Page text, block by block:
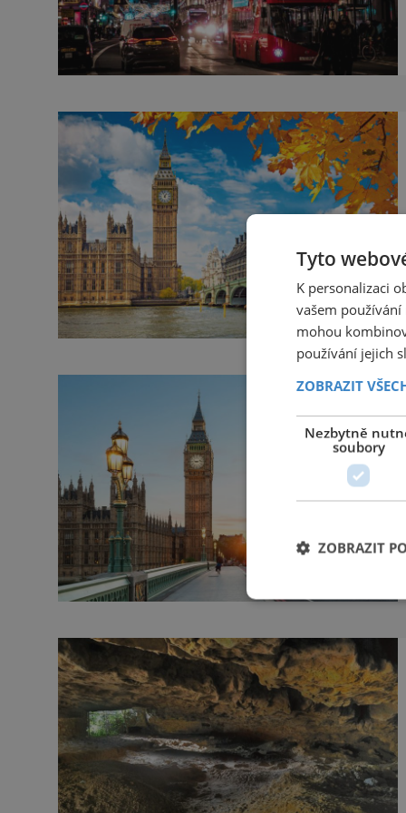
Tyto
K personalizaci
vašem
mohou
používání jejich
ZOBRAZIT
Nezbytně
soubory
ZOBRAZIT